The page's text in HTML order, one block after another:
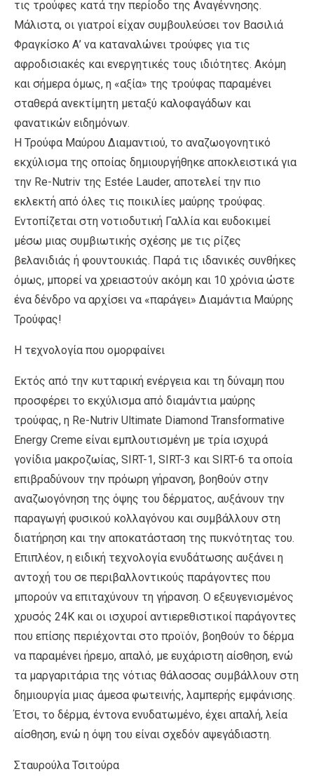
τις τρούφες κατά την περίοδο της Αναγέννησης.
Μάλιστα, οι γιατροί είχαν συμβουλεύσει τον Βασιλιά
Φραγκίσκο Α’ να καταναλώνει τρούφες για τις
αφροδισιακές και ενεργητικές τους ιδιότητες. Ακόμη
και σήμερα όμως, η «αξία» της τρούφας παραμένει
σταθερά ανεκτίμητη μεταξύ καλοφαγάδων και
φανατικών ειδημόνων.
Η Τρούφα Μαύρου Διαμαντιού, το αναζωογονητικό
εκχύλισμα της οποίας δημιουργήθηκε αποκλειστικά για
την Re-Nutriv της Estée Lauder, αποτελεί την πιο
εκλεκτή από όλες τις ποικιλίες μαύρης τρούφας.
Εντοπίζεται στη νοτιοδυτική Γαλλία και ευδοκιμεί
μέσω μιας συμβιωτικής σχέσης με τις ρίζες
βελανιδιάς ή φουντουκιάς. Παρά τις ιδανικές συνθήκες
όμως, μπορεί να χρειαστούν ακόμη και 10 χρόνια ώστε
ένα δένδρο να αρχίσει να «παράγει» Διαμάντια Μαύρης
Τρούφας!
Η τεχνολογία που ομορφαίνει
Εκτός από την κυτταρική ενέργεια και τη δύναμη που
προσφέρει το εκχύλισμα από διαμάντια μαύρης
τρούφας, η Re-Nutriv Ultimate Diamond Transformative
Energy Creme είναι εμπλουτισμένη με τρία ισχυρά
γονίδια μακροζωίας, SIRT-1, SIRT-3 και SIRT-6 τα οποία
επιβραδύνουν την πρόωρη γήρανση, βοηθούν στην
αναζωογόνηση της όψης του δέρματος, αυξάνουν την
παραγωγή φυσικού κολλαγόνου και συμβάλλουν στη
διατήρηση και την αποκατάσταση της πυκνότητας του.
Επιπλέον, η ειδική τεχνολογία ενυδάτωσης αυξάνει η
αντοχή του σε περιβαλλοντικούς παράγοντες που
μπορούν να επιταχύνουν τη γήρανση. Ο εξευγενισμένος
χρυσός 24Κ και οι ισχυροί αντιερεθιστικοί παράγοντες
που επίσης περιέχονται στο προϊόν, βοηθούν το δέρμα
να παραμένει ήρεμο, απαλό, με ευχάριστη αίσθηση, ενώ
τα μαργαριτάρια της νότιας θάλασσας συμβάλλουν στη
δημιουργία μιας άμεσα φωτεινής, λαμπερής εμφάνισης.
Έτσι, το δέρμα, έντονα ενυδατωμένο, έχει απαλή, λεία
αίσθηση, ενώ η όψη του είναι σχεδόν αψεγάδιαστη.
Σταυρούλα Τσιτούρα